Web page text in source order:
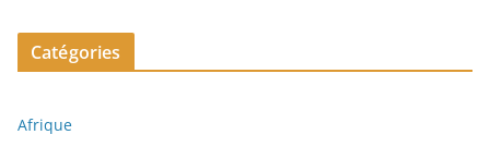
Catégories
Afrique